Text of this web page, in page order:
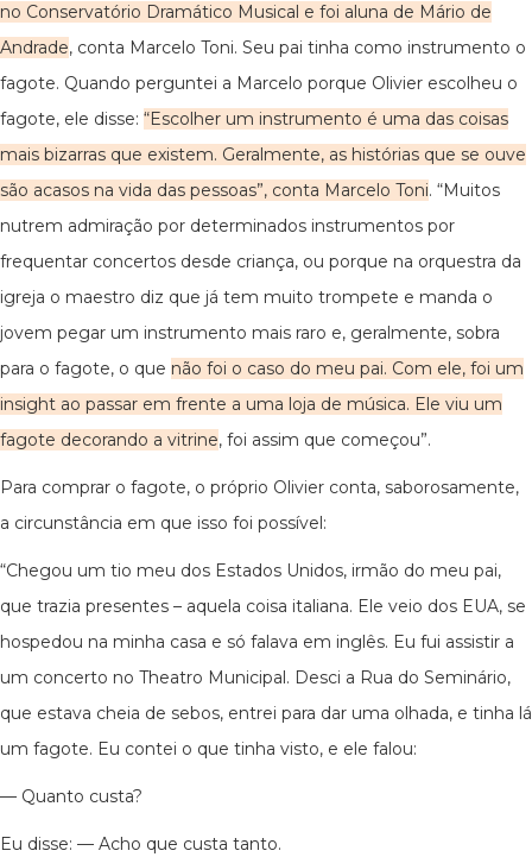
no Conservatório Dramático Musical e foi aluna de Mário de
Andrade, conta Marcelo Toni. Seu pai tinha como instrumento o
fagote. Quando perguntei a Marcelo porque Olivier escolheu o
fagote, ele disse: “Escolher um instrumento é uma das coisas
mais bizarras que existem. Geralmente, as histórias que se ouve
são acasos na vida das pessoas”, conta Marcelo Toni. “Muitos
nutrem admiração por determinados instrumentos por
frequentar concertos desde criança, ou porque na orquestra da
igreja o maestro diz que já tem muito trompete e manda o
jovem pegar um instrumento mais raro e, geralmente, sobra
para o fagote, o que não foi o caso do meu pai. Com ele, foi um
insight ao passar em frente a uma loja de música. Ele viu um
fagote decorando a vitrine, foi assim que começou”.
Para comprar o fagote, o próprio Olivier conta, saborosamente,
a circunstância em que isso foi possível:
“Chegou um tio meu dos Estados Unidos, irmão do meu pai,
que trazia presentes – aquela coisa italiana. Ele veio dos EUA, se
hospedou na minha casa e só falava em inglês. Eu fui assistir a
um concerto no Theatro Municipal. Desci a Rua do Seminário,
que estava cheia de sebos, entrei para dar uma olhada, e tinha lá
um fagote. Eu contei o que tinha visto, e ele falou:
— Quanto custa?
Eu disse: — Acho que custa tanto.